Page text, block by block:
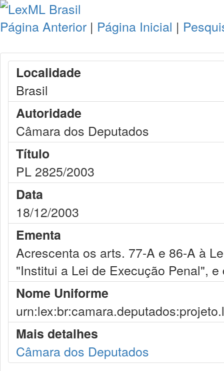
Página Anterior | Página Inicial |
Localidade
Brasil
Autoridade
Câmara dos Deputados
Título
PL 2825/2003
Data
18/12/2003
Ementa
Acrescenta os arts. 77-A e 86-A à
"Institui a Lei de Execução Penal",
Nome Uniforme
Mais detalhes
Câmara dos Deputados